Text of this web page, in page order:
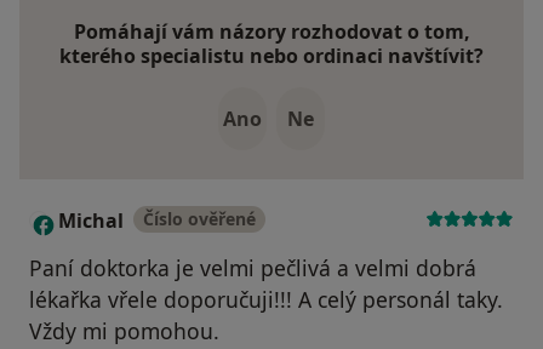
Pomáhají vám názory rozhodovat o tom,
kterého specialistu nebo ordinaci navštívit?
Ano Ne
M Michal Číslo ověřené
Paní doktorka je velmi pečlivá a velmi dobrá
lékařka vřele doporučuji!!! A celý personál taky.
Vždy mi pomohou.